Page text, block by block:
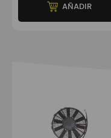
AÑADIR